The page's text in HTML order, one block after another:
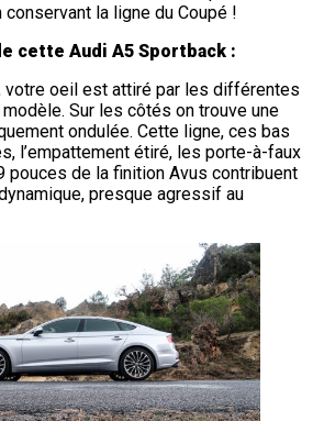
la ligne du Coupé !
cette Audi A5 Sportback :
votre oeil est attiré par les différentes
Sur les côtés on trouve une
ondulée. Cette ligne, ces bas
l’empattement étiré, les porte-à-faux
pouces de la finition Avus contribuent
presque agressif au